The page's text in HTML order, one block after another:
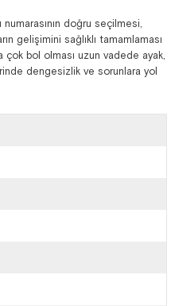
doğru seçilmesi,
gelişimini sağlıklı tamamlaması
çok bol olması uzun vadede ayak,
dengesizlik ve sorunlara yol